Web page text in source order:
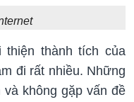
thành tích của
đi rất nhiều. Những
không gặp vấn đề